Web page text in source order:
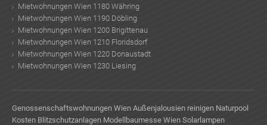
Mietwohnungen Wien 1180 Währing
Mietwohnungen Wien 1190 Döbling
Mietwohnungen Wien 1200 Brigittenau
Mietwohnungen Wien 1210 Floridsdorf
Mietwohnungen Wien 1220 Donaustadt
Mietwohnungen Wien 1230 Liesing
Genossenschaftswohnungen Wien Außenjalousien reinigen Naturpool
Kosten Blitzschutzanlagen Modellbaumesse Wien Solarlampen